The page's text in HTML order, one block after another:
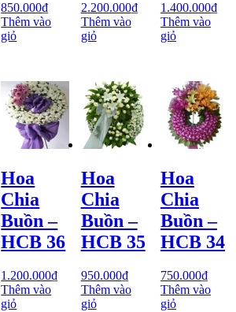
850.000₫
Thêm vào
giỏ
2.200.000₫
Thêm vào
giỏ
1.400.000₫
Thêm vào
giỏ
Hoa
Chia
Buồn –
HCB 36
1.200.000₫
Thêm vào
giỏ
Hoa
Chia
Buồn –
HCB 35
950.000₫
Thêm vào
giỏ
Hoa
Chia
Buồn –
HCB 34
750.000₫
Thêm vào
giỏ